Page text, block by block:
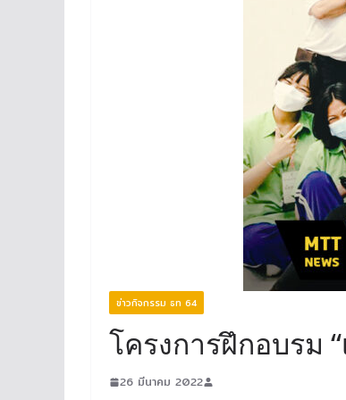
ข่าวกิจกรรม ธท 64
โครงการฝึกอบรม
26 มีนาคม 2022